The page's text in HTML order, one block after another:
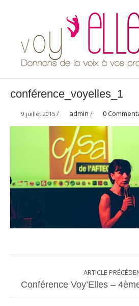
conférence_voyelles_1
9 juillet 2015 / admin / 0
ARTICLE
Conférence Voy’Elles –